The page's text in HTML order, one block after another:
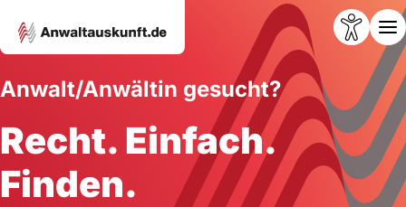
Anwalt/Anwältin gesucht?
Recht. Einfach.
Finden.